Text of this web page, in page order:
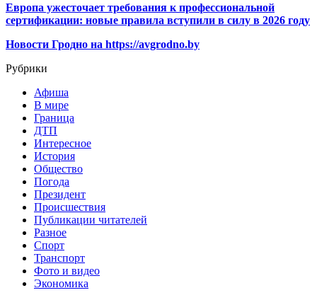
Европа ужесточает требования к профессиональной
сертификации: новые правила вступили в силу в 2026 году
Новости Гродно на https://avgrodno.by
Рубрики
Афиша
В мире
Граница
ДТП
Интересное
История
Общество
Погода
Президент
Происшествия
Публикации читателей
Разное
Спорт
Транспорт
Фото и видео
Экономика